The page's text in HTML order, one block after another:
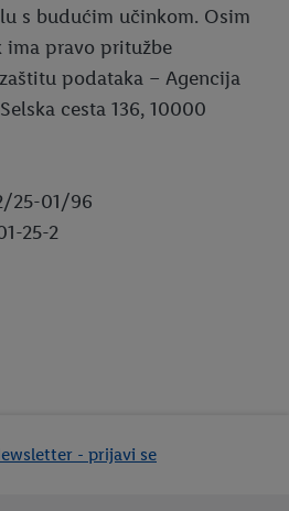
s budućim učinkom. Osim
ima pravo pritužbe
podataka – Agencija
cesta 136, 10000
25-01/96
25-2
- prijavi se